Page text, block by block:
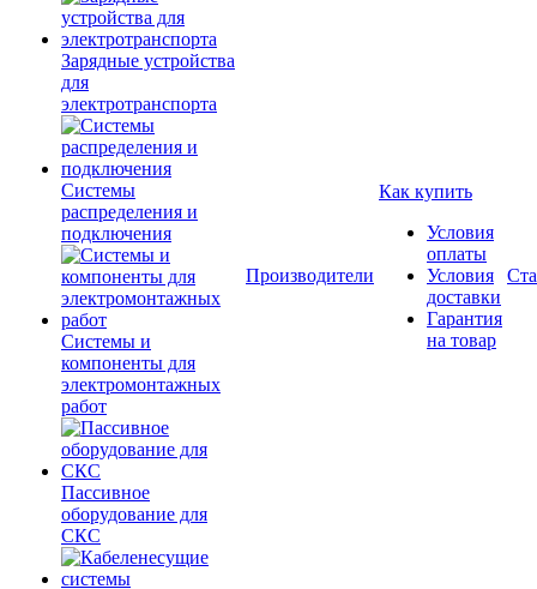
Зарядные устройства
для
электротранспорта
Системы
распределения и
подключения
Системы и
компоненты для
электромонтажных
работ
Пассивное
оборудование для
СКС
Производители
Как купить
Условия
оплаты
Условия
доставки
Гарантия
на товар